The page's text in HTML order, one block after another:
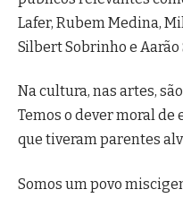
Lafer, Rubem Medina,
Silbert Sobrinho e
Na cultura, nas artes,
Temos o dever moral
que tiveram parentes
Somos um povo